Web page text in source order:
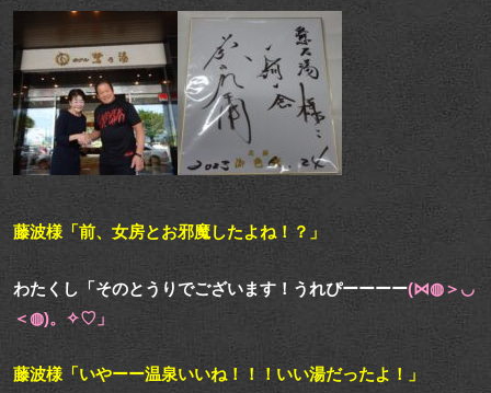
藤波様「前、女房とお邪魔したよね！？」
わたくし「そのとうりでございます！うれぴーーーー(⋈◍＞◡
＜◍)。✧♡」
藤波様「いやーー温泉いいね！！！いい湯だったよ！」